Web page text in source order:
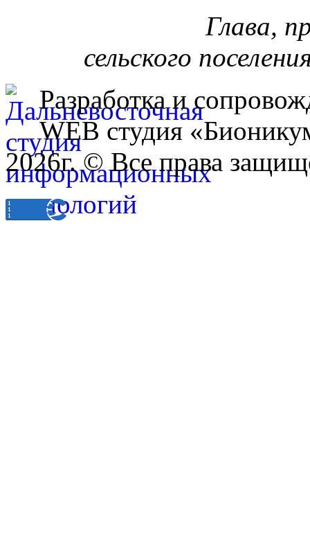
Глава,
сельского
Разработка и
WEB студия
2026г. © Все права